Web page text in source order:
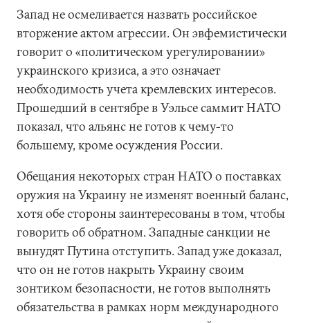
Запад не осмеливается назвать российское
вторжение актом агрессии. Он эвфемистически
говорит о «политическом урегулировании»
украинского кризиса, а это означает
необходимость учета кремлевских интересов.
Прошедший в сентябре в Уэльсе саммит НАТО
показал, что альянс не готов к чему-то
большему, кроме осуждения России.
Обещания некоторых стран НАТО о поставках
оружия на Украину не изменят военный баланс,
хотя обе стороны заинтересованы в том, чтобы
говорить об обратном. Западные санкции не
вынудят Путина отступить. Запад уже доказал,
что он не готов накрыть Украину своим
зонтиком безопасности, не готов выполнять
обязательства в рамках норм международного